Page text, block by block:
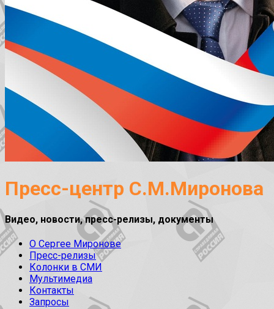
Пресс-центр С.М.Миронова
Видео, новости, пресс-релизы, документы
О Сергее Миронове
Пресс-релизы
Колонки в СМИ
Мультимедиа
Контакты
Запросы